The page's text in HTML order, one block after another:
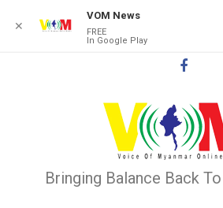
Bringing Balance Back
✕
VOM News
FREE
In Google Play